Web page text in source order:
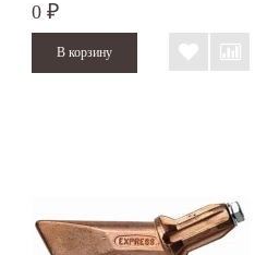
0 ₽